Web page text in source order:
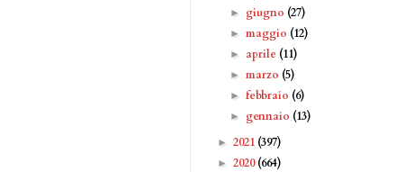
► giugno (27)
►maggio (12)
► aprile (11)
►marzo (5)
►febbraio (6)
► gennaio (13)
► 2021 (397)
► 2020(664)